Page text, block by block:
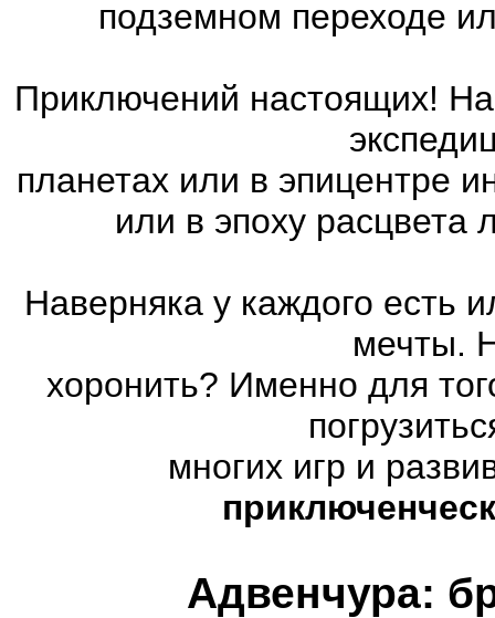
подземном переходе
Приключений настоящих! На
планетах или в эпицентре
или в эпоху
Наверняка у каждого есть
мечты.
хоронить? Именно для
многих игр и
Адвенчура: